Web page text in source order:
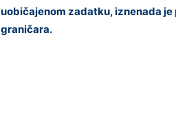
uobičajenom zadatku, iznenada
graničara.